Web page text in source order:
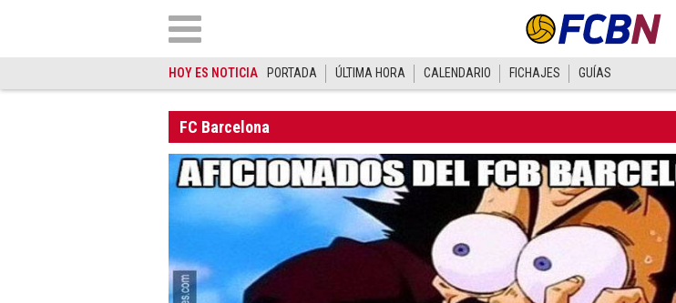
HOY ES NOTICIA PORTADA ÚLTIMA HORA CALENDARIO FICHAJES GUÍAS
FC Barcelona